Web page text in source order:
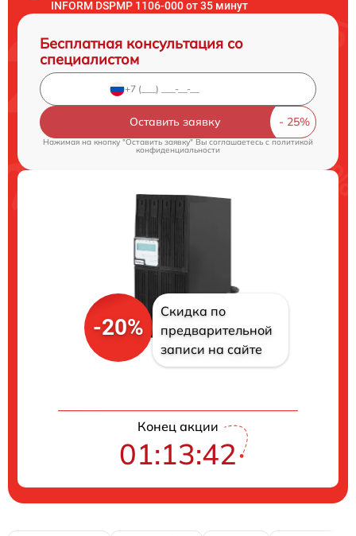
INFORM DSPMP 1106-000 от 35 минут
Бесплатная консультация со
специалистом
Оставить заявку
Нажимая на кнопку "Оставить заявку" Вы соглашаетесь cполитикой
конфиденциальности
-20%
Скидка по
предварительной
записи на сайте
Конец акции
01:13:41